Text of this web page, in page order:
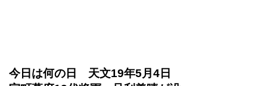
今日は何の日 天文19年5月4日